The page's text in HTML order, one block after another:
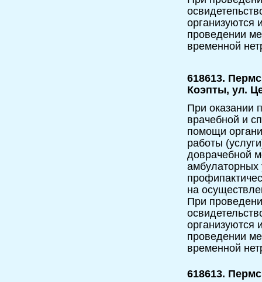
организуются
проведении
временной
618613.
Коэпты, ул.
При оказании
врачебной и
помощи
работы
доврачебной
амбулаторных
на
При
организуются
проведении
временной
618613.